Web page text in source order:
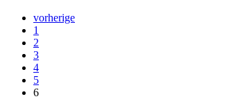
vorherige
1
2
3
4
5
6